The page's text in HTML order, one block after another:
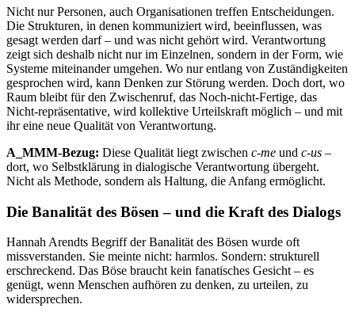
Nicht nur Personen, auch Organisationen treffen Entscheidungen.
Die Strukturen, in denen kommuniziert wird, beeinflussen, was
gesagt werden darf – und was nicht gehört wird. Verantwortung
zeigt sich deshalb nicht nur im Einzelnen, sondern in der Form, wie
Systeme miteinander umgehen. Wo nur entlang von Zuständigkeiten
gesprochen wird, kann Denken zur Störung werden. Doch dort, wo
Raum bleibt für den Zwischenruf, das Noch-nicht-Fertige, das
Nicht-repräsentative, wird kollektive Urteilskraft möglich – und mit
ihr eine neue Qualität von Verantwortung.
A_MMM-Bezug: Diese Qualität liegt zwischen c-me und c-us –
dort, wo Selbstklärung in dialogische Verantwortung übergeht.
Nicht als Methode, sondern als Haltung, die Anfang ermöglicht.
Die Banalität des Bösen – und die Kraft des Dialogs
Hannah Arendts Begriff der Banalität des Bösen wurde oft
missverstanden. Sie meinte nicht: harmlos. Sondern: strukturell
erschreckend. Das Böse braucht kein fanatisches Gesicht – es
genügt, wenn Menschen aufhören zu denken, zu urteilen, zu
widersprechen.